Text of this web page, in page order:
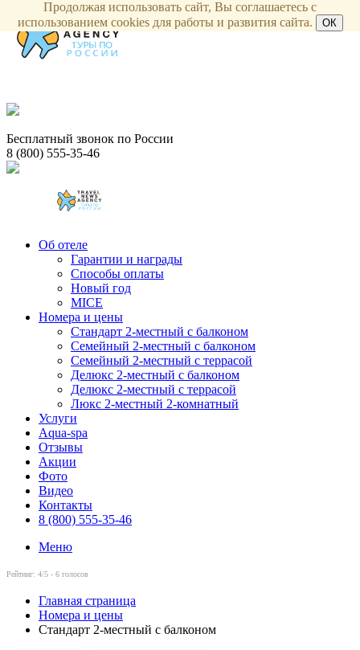
Бесплатный звонок по России
8 (800) 555-35-46
Об отеле
Гарантии и награды
Способы оплаты
Новый год
MICE
Номера и цены
Стандарт 2-местный с балконом
Семейный 2-местный с балконом
Семейный 2-местный с террасой
Делюкс 2-местный с балконом
Делюкс 2-местный с террасой
Люкс 2-местный 2-комнатный
Услуги
Aqua-spa
Отзывы
Акции
Фото
Видео
Контакты
8 (800) 555-35-46
Меню
Рейтинг: 4/5 - 6 голосов
Главная страница
Номера и цены
Стандарт 2-местный с балконом
Продолжая использовать сайт, Вы соглашаетесь с
использованием cookies для работы и развития сайта.
ОК